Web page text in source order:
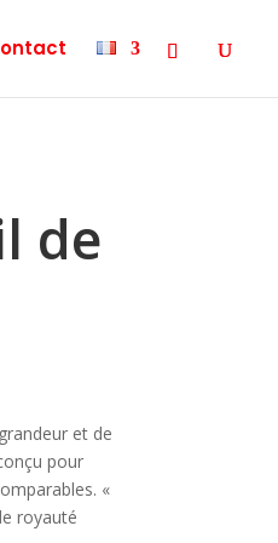
de
et de
pour
«
royauté